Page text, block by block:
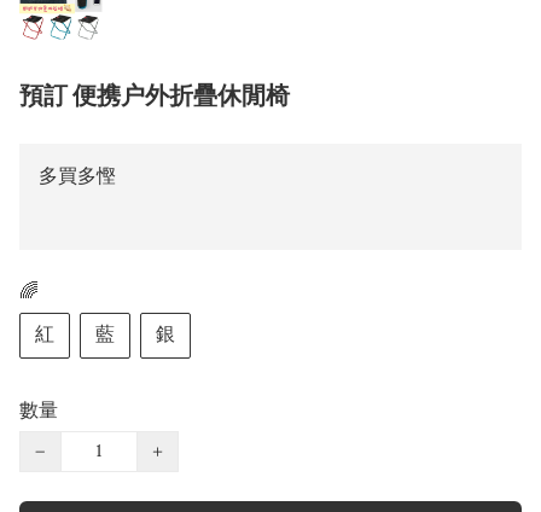
預訂 便携户外折疊休閒椅
多買多慳
🌈
紅
藍 銀
數量
−
+